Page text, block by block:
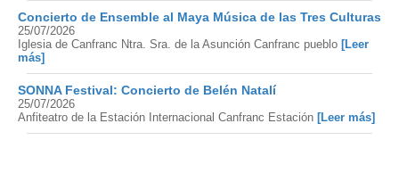
Concierto de Ensemble al Maya Música de las Tres Culturas
25/07/2026
Iglesia de Canfranc Ntra. Sra. de la Asunción Canfranc pueblo [Leer
más]
SONNA Festival: Concierto de Belén Natalí
25/07/2026
Anfiteatro de la Estación Internacional Canfranc Estación [Leer más]